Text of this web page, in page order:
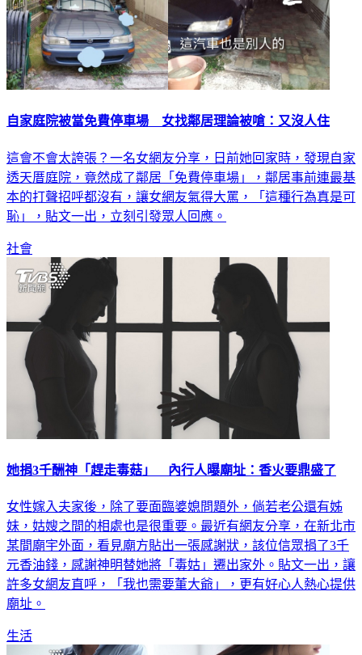
自家庭院被當免費停車場 女找鄰居理論被嗆：又沒人住
這會不會太誇張？一名女網友分享，日前她回家時，發現自家
透天厝庭院，竟然成了鄰居「免費停車場」，鄰居事前連最基
本的打聲招呼都沒有，讓女網友氣得大罵，「這種行為真是可
恥」，貼文一出，立刻引發眾人回應。
社會
她捐3千酬神「趕走毒菇」 內行人曝廟址：香火要鼎盛了
女性嫁入夫家後，除了要面臨婆媳問題外，倘若老公還有姊
妹，姑嫂之間的相處也是很重要。最近有網友分享，在新北市
某間廟宇外面，看見廟方貼出一張感謝狀，該位信眾捐了3千
元香油錢，感謝神明替她將「毒姑」遷出家外。貼文一出，讓
許多女網友直呼，「我也需要董大爺」，更有好心人熱心提供
廟址。
生活